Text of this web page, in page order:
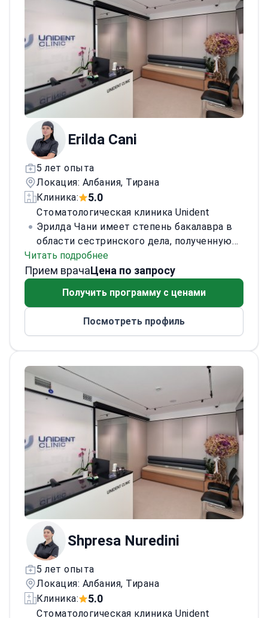
Erilda Cani
5 лет опыта
Локация: Албания, Тирана
Клиника:
5.0
Стоматологическая клиника Unident
Эрилда Чани имеет степень бакалавра в
области сестринского дела, полученную
на факультете медицинских наук
Албанского университета. Она работает в
Тиране, Албания. Аккредитации и
(Хорватия, 2023) и сертификат
Читать подробнее
Прием врачаЦена по запросу
Получить программу с ценами
Посмотреть профиль
Shpresa Nuredini
5 лет опыта
Локация: Албания, Тирана
Клиника:
5.0
Стоматологическая клиника Unident